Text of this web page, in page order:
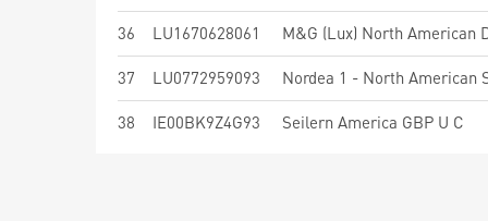
36 LU1670628061 M&G (Lux) North American
37 LU0772959093
38 IE00BK9Z4G93 Seilern America GBP U C